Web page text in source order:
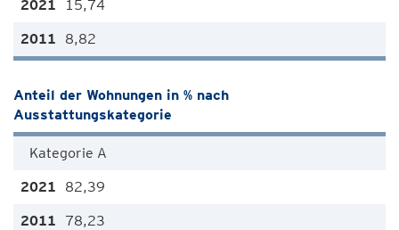
15,74
8,82
Anteil der Wohnungen in % nach
Ausstattungskategorie
Kategorie A
82,39
78,23